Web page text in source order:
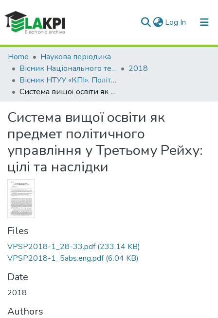
Log In (current)
Communities & Collections
All of DSpace
Statistics
Home
Наукова періодика
Вісник Національного технічного університету України «Київський політехнічний інститут». Політологія. Соціологія. Право
2018
Вісник НТУУ «КПІ». Політологія. Соціологія. Право: збірник наукових праць, № 1 (37)
Система вищої освіти як предмет політичного управління у Третьому Рейху: цілі та наслідки
Система вищої освіти як
предмет політичного
управління у Третьому Рейху:
цілі та наслідки
Files
VPSP2018-1_28-33.pdf(233.14 KB)
VPSP2018-1_5abs.eng.pdf(6.04 KB)
Date
2018
Authors